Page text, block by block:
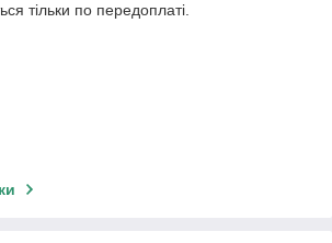
тільки по передоплаті.